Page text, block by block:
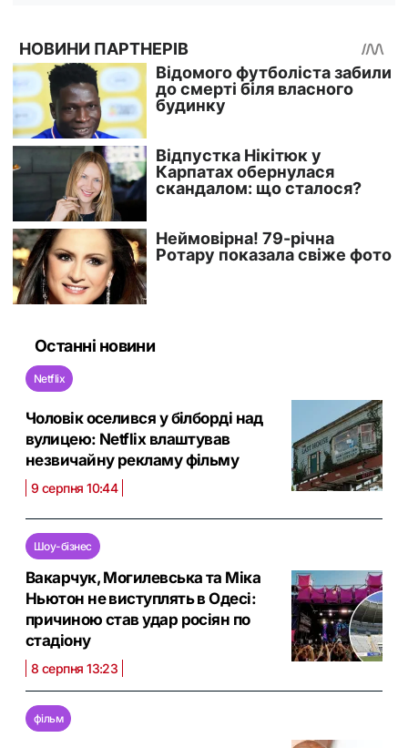
Останні новини
Netflix
Чоловік оселився у білборді над
вулицею: Netflix влаштував
незвичайну рекламу фільму
9 серпня 10:44
Шоу-бізнес
Вакарчук, Могилевська та Міка
Ньютон не виступлять в Одесі:
причиною став удар росіян по
стадіону
8 серпня 13:23
фільм